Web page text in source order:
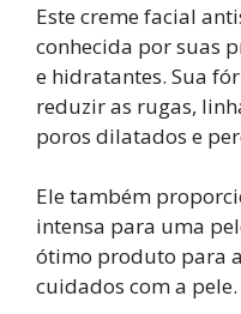
Este creme facial
conhecida por suas
e hidratantes. Sua
reduzir as rugas,
poros dilatados e
Ele também
intensa para uma
ótimo produto para
cuidados com a pele.